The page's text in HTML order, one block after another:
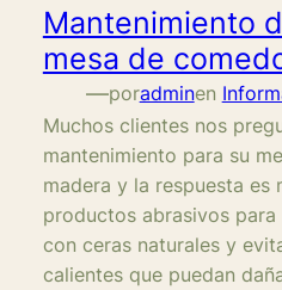
Mantenimiento
mesa de
—poradminen
Muchos clientes nos
mantenimiento para su
madera y la respuesta es
productos abrasivos
con ceras naturales y
calientes que puedan